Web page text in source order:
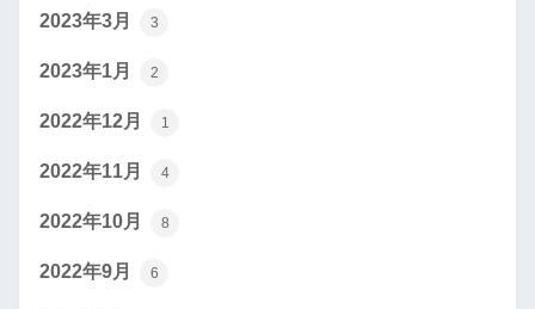
2023年3月 3
2023年1月 2
2022年12月 1
2022年11月 4
2022年10月 8
2022年9月 6